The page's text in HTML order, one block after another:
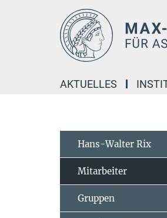
AKTUELLES
Hans-Walter Rix
Mitarbeiter
Gruppen